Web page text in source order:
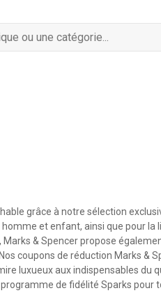
grâce à notre sélection
et enfant, ainsi que pour
& Spencer propose
coupons de réduction Marks &
luxueux aux indispensables du
de fidélité Sparks pour